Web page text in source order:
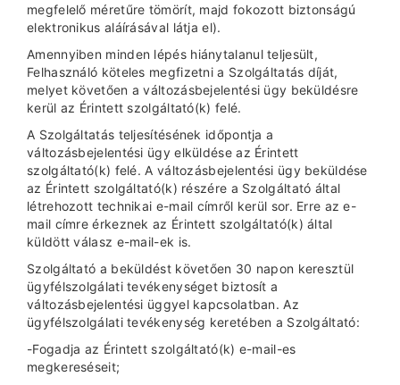
megfelelő méretűre tömörít, majd fokozott biztonságú
elektronikus aláírásával látja el).
Amennyiben minden lépés hiánytalanul teljesült,
Felhasználó köteles megfizetni a Szolgáltatás díját,
melyet követően a változásbejelentési ügy beküldésre
kerül az Érintett szolgáltató(k) felé.
A Szolgáltatás teljesítésének időpontja a
változásbejelentési ügy elküldése az Érintett
szolgáltató(k) felé. A változásbejelentési ügy beküldése
az Érintett szolgáltató(k) részére a Szolgáltató által
létrehozott technikai e-mail címről kerül sor. Erre az e-
mail címre érkeznek az Érintett szolgáltató(k) által
küldött válasz e-mail-ek is.
Szolgáltató a beküldést követően 30 napon keresztül
ügyfélszolgálati tevékenységet biztosít a
változásbejelentési üggyel kapcsolatban. Az
ügyfélszolgálati tevékenység keretében a Szolgáltató:
-Fogadja az Érintett szolgáltató(k) e-mail-es
megkereséseit;